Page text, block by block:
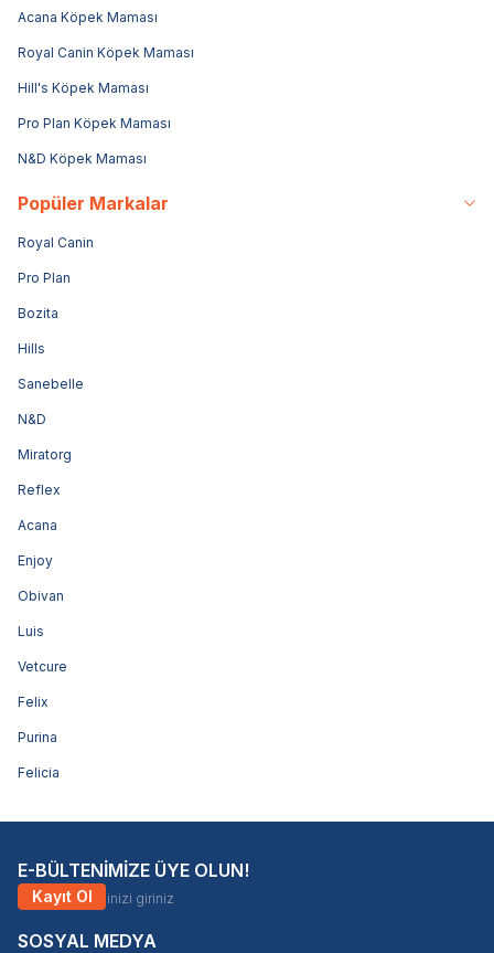
Acana Köpek Maması
Royal Canin Köpek Maması
Hill's Köpek Maması
Pro Plan Köpek Maması
N&D Köpek Maması
Popüler Markalar
Royal Canin
Pro Plan
Bozita
Hills
Sanebelle
N&D
Miratorg
Reflex
Acana
Enjoy
Obivan
Luis
Vetcure
Felix
Purina
Felicia
E-BÜLTENİMİZE ÜYE OLUN!
Kayıt Ol
SOSYAL MEDYA